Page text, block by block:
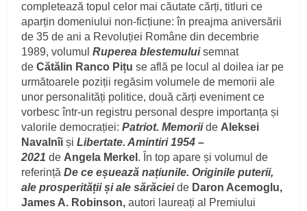
completează topul celor mai căutate cărți, titluri ce
aparțin domeniului non-ficțiune: în preajma aniversării
de 35 de ani a Revoluției Române din decembrie
1989, volumulRuperea blestemuluisemnat
deCătălin Ranco Pițuse află pe locul al doilea iar pe
următoarele poziții regăsim volumele de memorii ale
unor personalități politice, două cărți eveniment ce
vorbesc într-un registru personal despre importanța și
valorile democrației:Patriot. Memoriide Aleksei
NavalnîișiLibertate. Amintiri 1954 –
2021 de Angela Merkel . În top apare și volumul de
referințăDe ce eșuează națiunile. Originile puterii,
ale prosperității și ale sărăcieide Daron Acemoglu,
James A. Robinson,autori laureați al Premiului